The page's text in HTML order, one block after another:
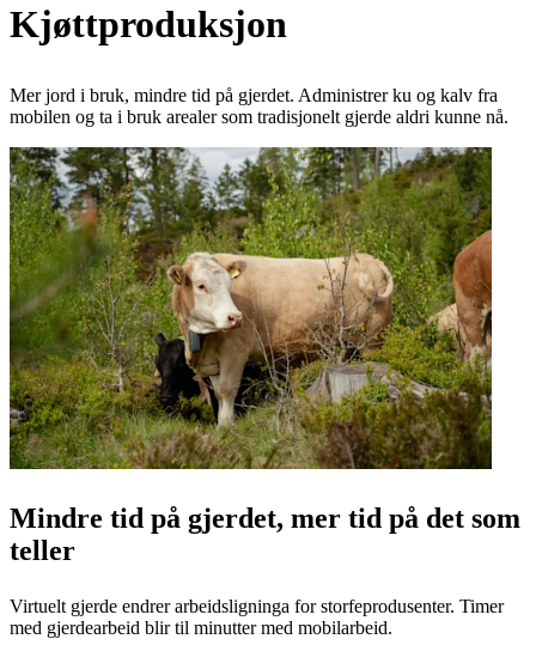
Kjøttproduksjon
Mer jord i bruk, mindre tid på gjerdet. Administrer ku og kalv fra
mobilen og ta i bruk arealer som tradisjonelt gjerde aldri kunne nå.
Mindre tid på gjerdet, mer tid på det som
teller
Virtuelt gjerde endrer arbeidsligninga for storfeprodusenter. Timer
med gjerdearbeid blir til minutter med mobilarbeid.